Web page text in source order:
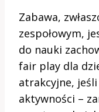
Zabawa,
zespołowym,
do nauki
fair play dla
atrakcyjne,
aktywności –